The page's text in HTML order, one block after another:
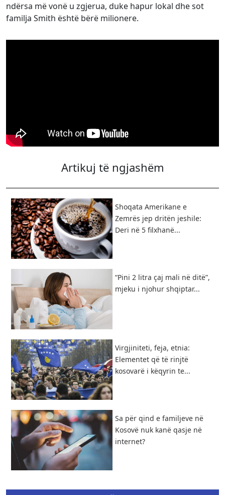
ndërsa më vonë u zgjerua, duke hapur lokal dhe sot
familja Smith është bërë milionere.
Artikuj të ngjashëm
Shoqata Amerikane e
Zemrës jep dritën jeshile:
Deri në 5 filxhanë...
“Pini 2 litra çaj mali në ditë”,
mjeku i njohur shqiptar...
Virgjiniteti, feja, etnia:
Elementet që të rinjtë
kosovarë i këqyrin te...
​Sa për qind e familjeve në
Kosovë nuk kanë qasje në
internet?